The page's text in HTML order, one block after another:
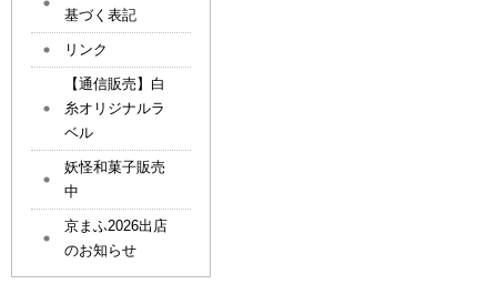
基づく表記
リンク
【通信販売】白
糸オリジナルラ
ベル
妖怪和菓子販売
中
京まふ2026出店
のお知らせ